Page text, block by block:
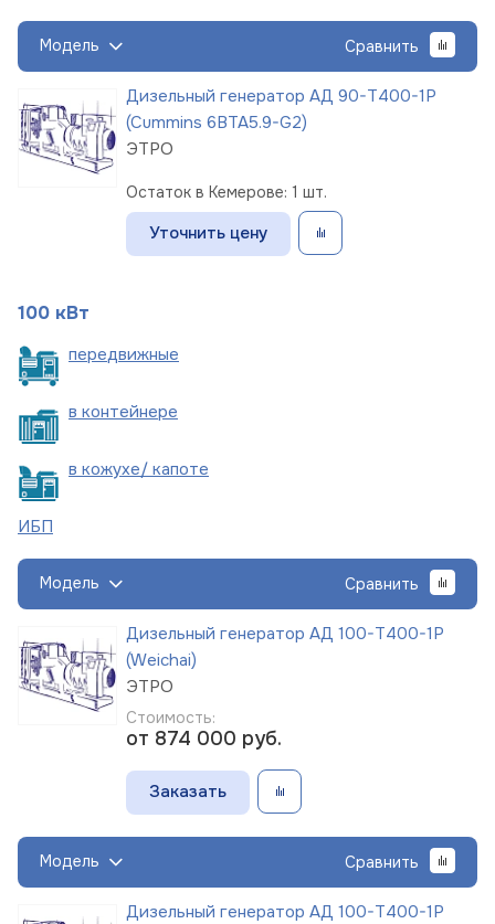
Модель Сравнить
Дизельный генератор АД 90-Т400-1Р
(Cummins 6BTA5.9-G2)
ЭТРО
Остаток в Кемерове: 1 шт.
Уточнить цену
100 кВт
передвижные
в контейнере
в кожухе/ капоте
ИБП
Модель Сравнить
Дизельный генератор АД 100-Т400-1Р
(Weichai)
ЭТРО
Стоимость:
от 874 000 руб.
Заказать
Модель Сравнить
Дизельный генератор АД 100-Т400-1Р